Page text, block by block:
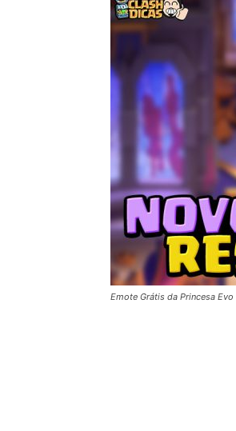
Emote Grátis da Princesa Evo